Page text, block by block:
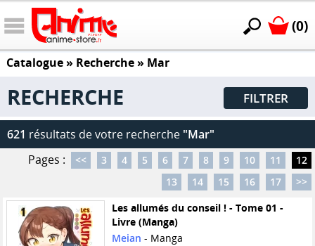
(0)
Catalogue» Recherche » Mar
RECHERCHE FILTRER
621 résultats de votre recherche "Mar"
Pages :
<< 3 4 5 6 7 8 9 10 11
12
13
14 15 16 17
>>
Les allumés du conseil ! - Tome 01 -
Livre (Manga)
Meian - Manga